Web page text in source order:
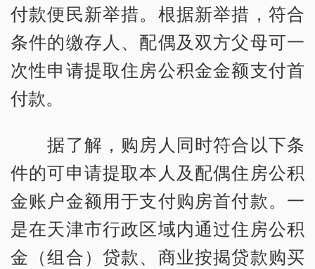
付款便民新举措。根据新举措，符合
条件的缴存人、配偶及双方父母可一
次性申请提取住房公积金金额支付首
付款。
据了解，购房人同时符合以下条
件的可申请提取本人及配偶住房公积
金账户金额用于支付购房首付款。一
是在天津市行政区域内通过住房公积
金（组合）贷款、商业按揭贷款购买